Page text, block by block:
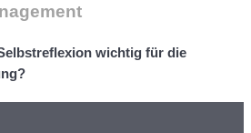
wichtig für die